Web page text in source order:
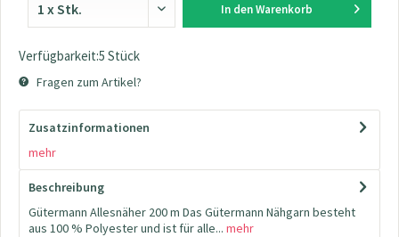
In den Warenkorb
Verfügbarkeit:5 Stück
Fragen zum Artikel?
Zusatzinformationen
mehr
Beschreibung
Gütermann Allesnäher 200 m Das Gütermann Nähgarn besteht
aus 100 % Polyester und ist für alle... mehr